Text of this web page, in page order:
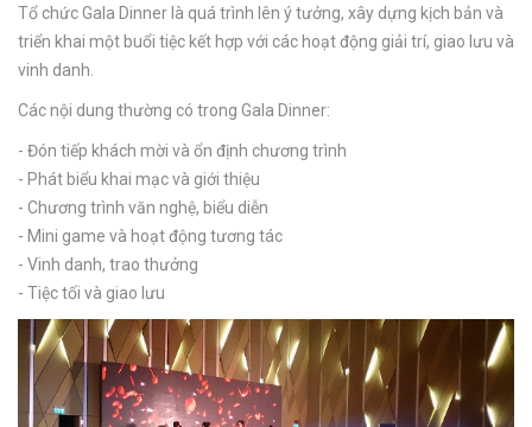
Tổ chức Gala Dinner là quá trình lên ý tưởng, xây dựng kịch bản và
triển khai một buổi tiệc kết hợp với các hoạt động giải trí, giao lưu và
vinh danh.
Các nội dung thường có trong Gala Dinner:
- Đón tiếp khách mời và ổn định chương trình
- Phát biểu khai mạc và giới thiệu
- Chương trình văn nghệ, biểu diễn
- Mini game và hoạt động tương tác
- Vinh danh, trao thưởng
- Tiệc tối và giao lưu